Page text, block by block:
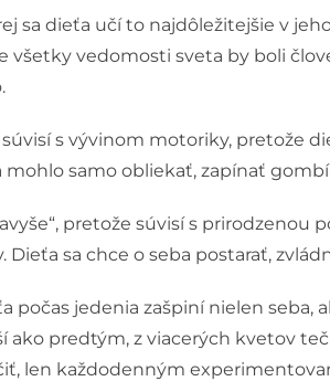
sa dieťa učí to najdôležitejšie v
všetky vedomosti sveta by boli
s vývinom motoriky, pretože
mohlo samo obliekať, zapínať
pretože súvisí s prirodzenou
sa chce o seba postarať,
počas jedenia zašpiní nielen seba,
ako predtým, z viacerých kvetov
len každodenným